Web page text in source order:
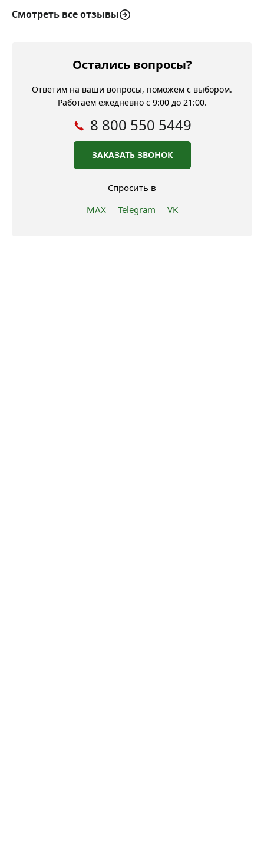
Смотреть все отзывы
Остались вопросы?
Ответим на ваши вопросы, поможем с выбором.
Работаем ежедневно с 9:00 до 21:00.
8 800 550 5449
ЗАКАЗАТЬ ЗВОНОК
Спросить в
MAX
Telegram VK